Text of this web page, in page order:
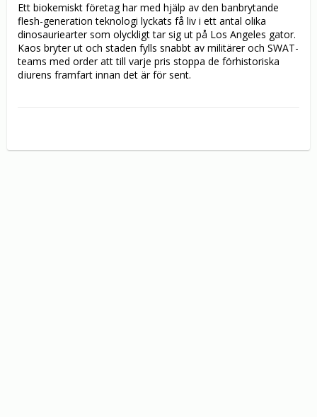
Ett biokemiskt företag har med hjälp av den banbrytande
flesh-generation teknologi lyckats få liv i ett antal olika
dinosauriearter som olyckligt tar sig ut på Los Angeles gator.
Kaos bryter ut och staden fylls snabbt av militärer och SWAT-
teams med order att till varje pris stoppa de förhistoriska
djurens framfart innan det är för sent.